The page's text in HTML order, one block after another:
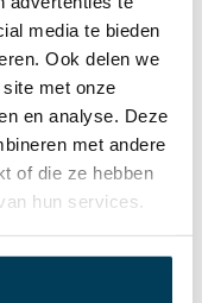
media te bieden
Ook delen we
met onze
en analyse. Deze
met andere
of die ze hebben
hun services.
aangeduid als
resilience
van
zegt niks meer
hoger het getal,
getal heeft
gaat dus langer
toegevoegd.